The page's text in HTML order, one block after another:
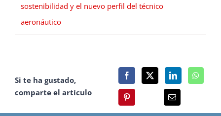
sostenibilidad y el nuevo perfil del técnico
aeronáutico
Si te ha gustado,
comparte el artículo